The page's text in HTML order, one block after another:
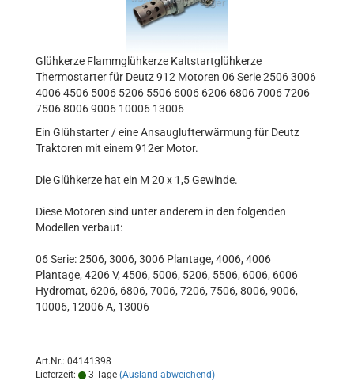
Glühkerze Flammglühkerze Kaltstartglühkerze
Thermostarter für Deutz 912 Motoren 06 Serie 2506 3006
4006 4506 5006 5206 5506 6006 6206 6806 7006 7206
7506 8006 9006 10006 13006
Ein Glühstarter / eine Ansauglufterwärmung für Deutz
Traktoren mit einem 912er Motor.
Die Glühkerze hat ein M 20 x 1,5 Gewinde.
Diese Motoren sind unter anderem in den folgenden
Modellen verbaut:
06 Serie: 2506, 3006, 3006 Plantage, 4006, 4006
Plantage, 4206 V, 4506, 5006, 5206, 5506, 6006, 6006
Hydromat, 6206, 6806, 7006, 7206, 7506, 8006, 9006,
10006, 12006 A, 13006
Art.Nr.: 04141398
Lieferzeit:
3 Tage (Ausland abweichend)